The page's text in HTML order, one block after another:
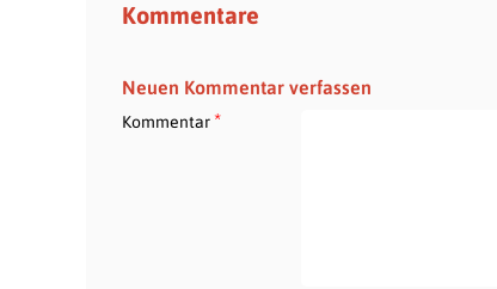
Kommentare
Neuen Kommentar verfassen
Kommentar*